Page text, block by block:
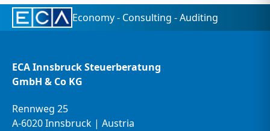
Economy - Consulting - Auditing
ECA Innsbruck Steuerberatung
GmbH & Co KG
Rennweg 25
A-6020 Innsbruck | Austria